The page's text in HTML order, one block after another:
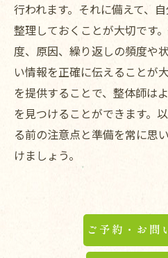
行われます。それに備えて、
整理しておくことが大切です
度、原因、繰り返しの頻度や
い情報を正確に伝えることが
を提供することで、整体師は
を見つけることができます。
る前の注意点と準備を常に思
けましょう。
ご予約・お問